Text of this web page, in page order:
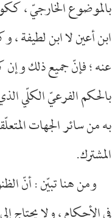
بالموضوع الخارجيّ ،
ابن أعين لا ابن لطيفة
عنه ؛ فإنّ جميع ذلك وإن
بالحكم الفرعيّ الكلّي
به من سائر الجهات
المشترك.
ومن هنا تبيّن : أنّ